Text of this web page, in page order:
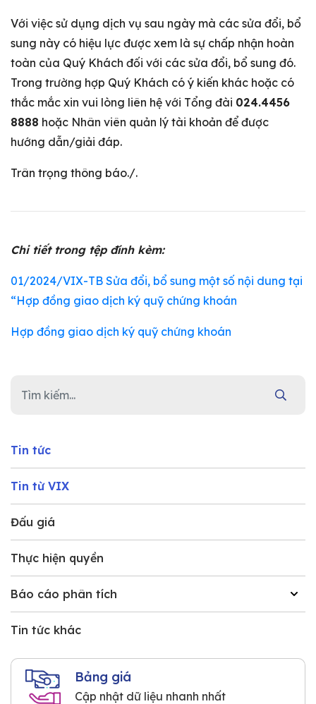
Tin tức
Tin từ VIX
Đấu giá
Thực hiện quyền
Báo cáo phân tích
Tin tức khác
Bảng giá
Cập nhật dữ liệu nhanh nhất
Với việc sử dụng dịch vụ sau ngày mà các sửa đổi, bổ
sung này có hiệu lực được xem là sự chấp nhận hoàn
toàn của Quý Khách đối với các sửa đổi, bổ sung đó.
Trong trường hợp Quý Khách có ý kiến khác hoặc có
thắc mắc xin vui lòng liên hệ với Tổng đài 024.4456
8888 hoặc Nhân viên quản lý tài khoản để được
hướng dẫn/giải đáp.
Trân trọng thông báo./.
Chi tiết trong tệp đính kèm:
01/2024/VIX-TB Sửa đổi, bổ sung một số nội dung tại
“Hợp đồng giao dịch ký quỹ chứng khoán
Hợp đồng giao dịch ký quỹ chứng khoán